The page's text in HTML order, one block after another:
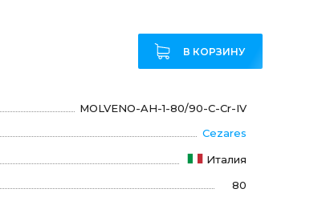
В КОРЗИНУ
MOLVENO-AH-1-80/90-C-Cr-IV
Cezares
Италия
80